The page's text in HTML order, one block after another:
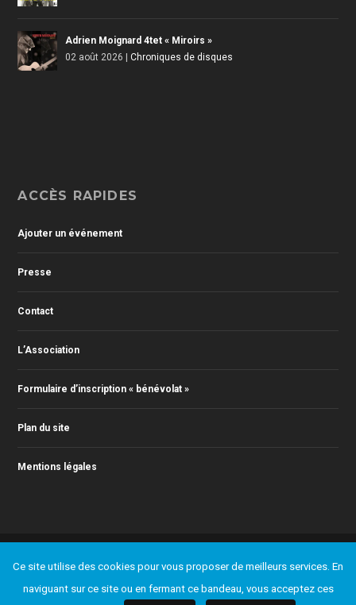
Adrien Moignard 4tet « Miroirs »
02 août 2026
|Chroniques de disques
ACCÈS RAPIDES
Ajouter un événement
Presse
Contact
L’Association
Formulaire d’inscription « bénévolat »
Plan du site
Mentions légales
RONTEY ( webmaster@actionjazz.fr )
Ajouter un événement
Presse Contact
L’Association
Ce site utilise des cookies pour vous proposer de meilleurs services. En
naviguant sur ce site ou en fermant ce bandeau, vous acceptez ces